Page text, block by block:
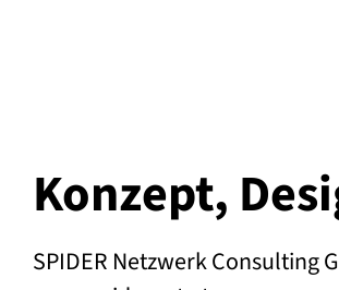
Konzept,
SPIDER Netzwerk Consulting